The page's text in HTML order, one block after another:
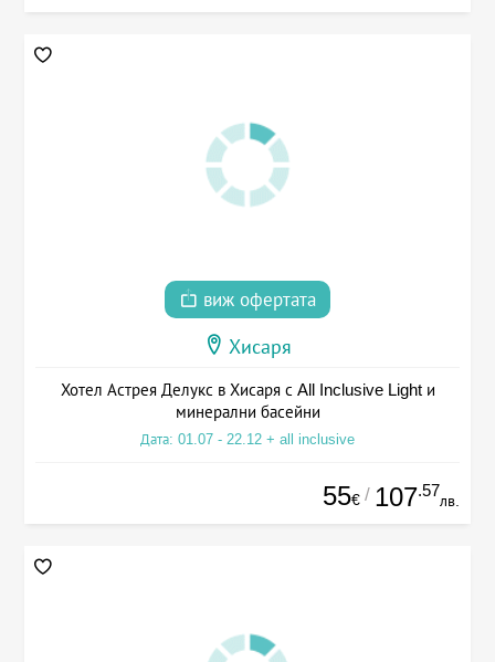
виж офертата
Хисаря
Хотел Астрея Делукс в Хисаря с All Inclusive Light и
минерални басейни
Дата: 01.07 - 22.12 + all inclusive
55€ / 107.57
лв.